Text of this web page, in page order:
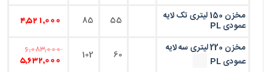
مخزن 150 لیتری تک لایه
عمودی PL 55
85
4,521,000
مخزن 220 لیتری سه لایه
عمودی PL
60
102
6,083,000
5,632,000